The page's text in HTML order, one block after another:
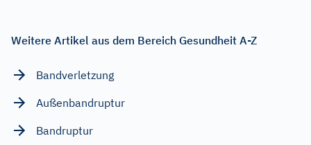
Weitere Artikel aus dem Bereich Gesundheit A-Z
Bandverletzung
Außenbandruptur
Bandruptur